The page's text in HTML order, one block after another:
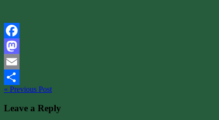
Facebook
Mastodon
Email
Share
« Previous Post
Leave a Reply